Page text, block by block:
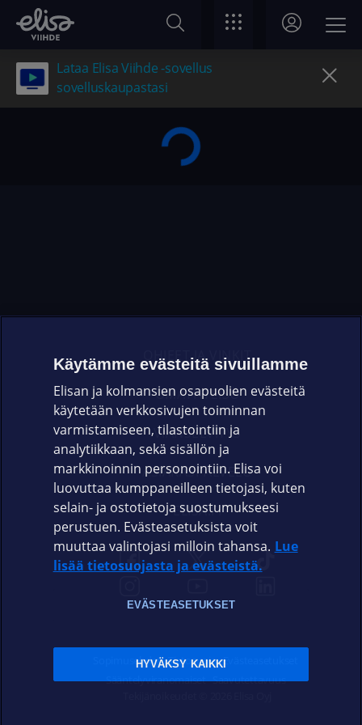
Lataa Elisa Viihde -sovellus
sovelluskaupastasi
OHJEET JA VINKIT
OMAYHTEISÖ
VIANSELVITYS
ASIAKASPALVELU
ELISA.FI
Sopimusehdot Tietosuoja Evästeasetukset
Sääntelyviranomaiset Saavutettavuus
Käytämme evästeitä sivuillamme
Elisan ja kolmansien osapuolien evästeitä
käytetään verkkosivujen toiminnan
varmistamiseen, tilastointiin ja
analytiikkaan, sekä sisällön ja
markkinoinnin personointiin. Elisa voi
luovuttaa kumppaneilleen tietojasi, kuten
selain- ja ostotietoja suostumukseesi
perustuen. Evästeasetuksista voit
muuttaa valintojasi milloin tahansa. Lue
lisää tietosuojasta ja evästeistä.
EVÄSTEASETUKSET
HYVÄKSY KAIKKI